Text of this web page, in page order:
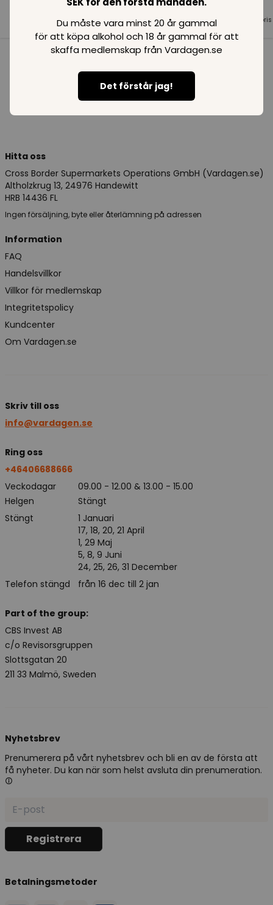
Du måste vara minst 20 år gammal
för att köpa alkohol och 18 år gammal för att
skaffa medlemskap från Vardagen.se
Det förstår jag!
99SEK
Medlemspris
99 SEK
Medlemspris
Hitta oss
Cross Border Supermarkets Operations GmbH (Vardagen.se)
Altholzkrug 13, 24976 Handewitt
HRB 14436 FL
Ingen försäljning, byte eller återlämning på adressen
Information
FAQ
Handelsvillkor
Villkor för medlemskap
Integritetspolicy
Kundcenter
Om Vardagen.se
Skriv till oss
info@vardagen.se
Ring oss
+46406688666
Veckodagar
09.00 - 12.00 & 13.00 - 15.00
Helgen
Stängt
Stängt
Telefon stängd
1 Januari
17, 18, 20, 21 April
1, 29 Maj
5, 8, 9 Juni
24, 25, 26, 31 December
från 16 dec till 2 jan
Part of the group:
CBS Invest AB
c/o Revisorsgruppen
Slottsgatan 20
211 33 Malmö, Sweden
Nyhetsbrev
Prenumerera på vårt nyhetsbrev och bli en av de första att
få nyheter. Du kan när som helst avsluta din prenumeration.
Betalningsmetoder